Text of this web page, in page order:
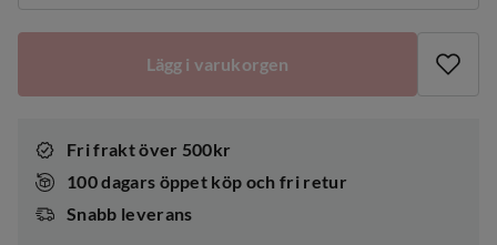
Lägg i varukorgen
Fri frakt över 500kr
100 dagars öppet köp och fri retur
Snabb leverans